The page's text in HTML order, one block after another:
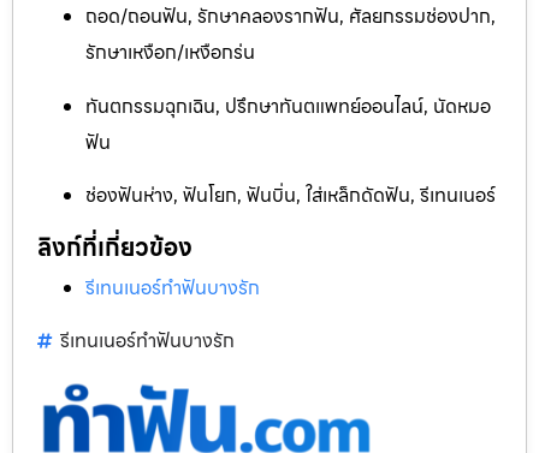
ถอด/ถอนฟัน, รักษาคลองรากฟัน, ศัลยกรรมช่องปาก,
รักษาเหงือก/เหงือกร่น
ทันตกรรมฉุกเฉิน, ปรึกษาทันตแพทย์ออนไลน์, นัดหมอ
ฟัน
ช่องฟันห่าง, ฟันโยก, ฟันบิ่น, ใส่เหล็กดัดฟัน, รีเทนเนอร์
ลิงก์ที่เกี่ยวข้อง
รีเทนเนอร์ทำฟันบางรัก
รีเทนเนอร์ทำฟันบางรัก